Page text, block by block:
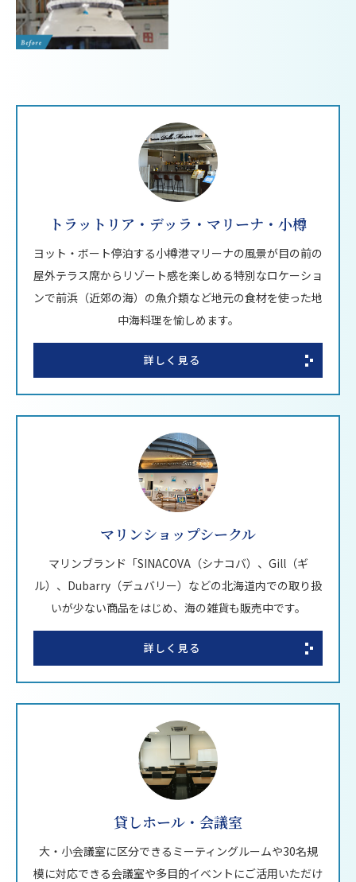
トラットリア・デッラ・マリーナ・小樽
ヨット・ボート停泊する小樽港マリーナの風景が目の前の
屋外テラス席からリゾート感を楽しめる特別なロケーショ
ンで前浜（近郊の海）の魚介類など地元の食材を使った地
中海料理を愉しめます。
詳しく見る
マリンショップシークル
マリンブランド「SINACOVA（シナコバ）、Gill（ギ
ル）、Dubarry（デュバリー）などの北海道内での取り扱
いが少ない商品をはじめ、海の雑貨も販売中です。
詳しく見る
貸しホール・会議室
大・小会議室に区分できるミーティングルームや30名規
模に対応できる会議室や多目的イベントにご活用いただけ